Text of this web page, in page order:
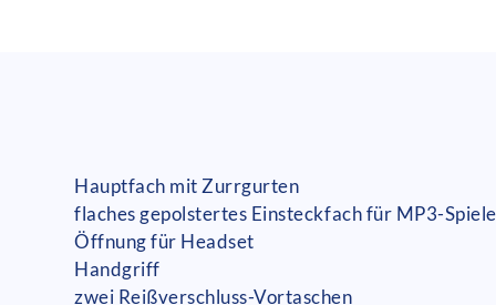
Hauptfach mit Zurrgurten
flaches gepolstertes Einsteckfach für MP3-
Öffnung für Headset
Handgriff
zwei Reißverschluss-Vortaschen